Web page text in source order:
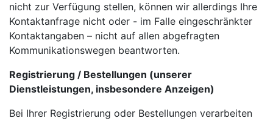
nicht zur Verfügung stellen, können wir allerdings Ihre
Kontaktanfrage nicht oder - im Falle eingeschränkter
Kontaktangaben – nicht auf allen abgefragten
Kommunikationswegen beantworten.
Registrierung / Bestellungen (unserer
Dienstleistungen, insbesondere Anzeigen)
Bei Ihrer Registrierung oder Bestellungen verarbeiten